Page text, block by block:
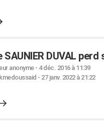
SAUNIER DUVAL
anonyme- 4 déc. 2016 à 11:39
- 27 janv. 2022 à 21:22